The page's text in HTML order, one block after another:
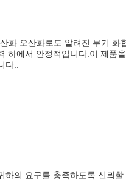
화 오산화로도 알려진 무기
하에서 안정적입니다.이 제품
..
의 요구를 충족하도록 신뢰